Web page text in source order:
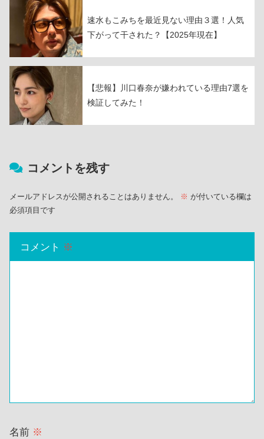
速水もこみちを最近見ない理由３選！人気
下がって干された？【2025年現在】
【悲報】川口春奈が嫌われている理由7選を
検証してみた！
コメントを残す
メールアドレスが公開されることはありません。 ※ が付いている欄は
必須項目です
コメント ※
名前 ※